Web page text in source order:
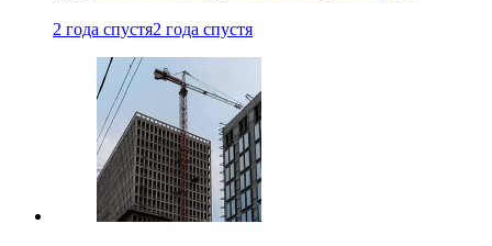
2 года спустя2 года спустя